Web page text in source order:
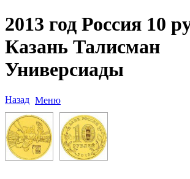
2013 год Россия 10
Казань Талисман
Универсиады
Назад Меню